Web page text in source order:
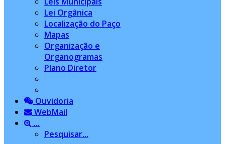
Lei Orgânica
Localização do Paço
Mapas
Organização e
Organogramas
Plano Diretor
Ouvidoria
WebMail
...
Pesquisar...